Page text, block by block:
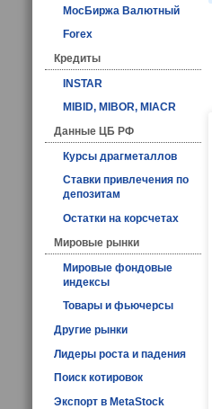
МосБиржа Валютный
Forex
Кредиты
INSTAR
MIBID, MIBOR, MIACR
Данные ЦБ РФ
Курсы драгметаллов
Ставки привлечения по
депозитам
Остатки на корсчетах
Мировые рынки
Мировые фондовые
индексы
Товары и фьючерсы
Другие рынки
Лидеры роста и падения
Поиск котировок
Экспорт в MetaStock